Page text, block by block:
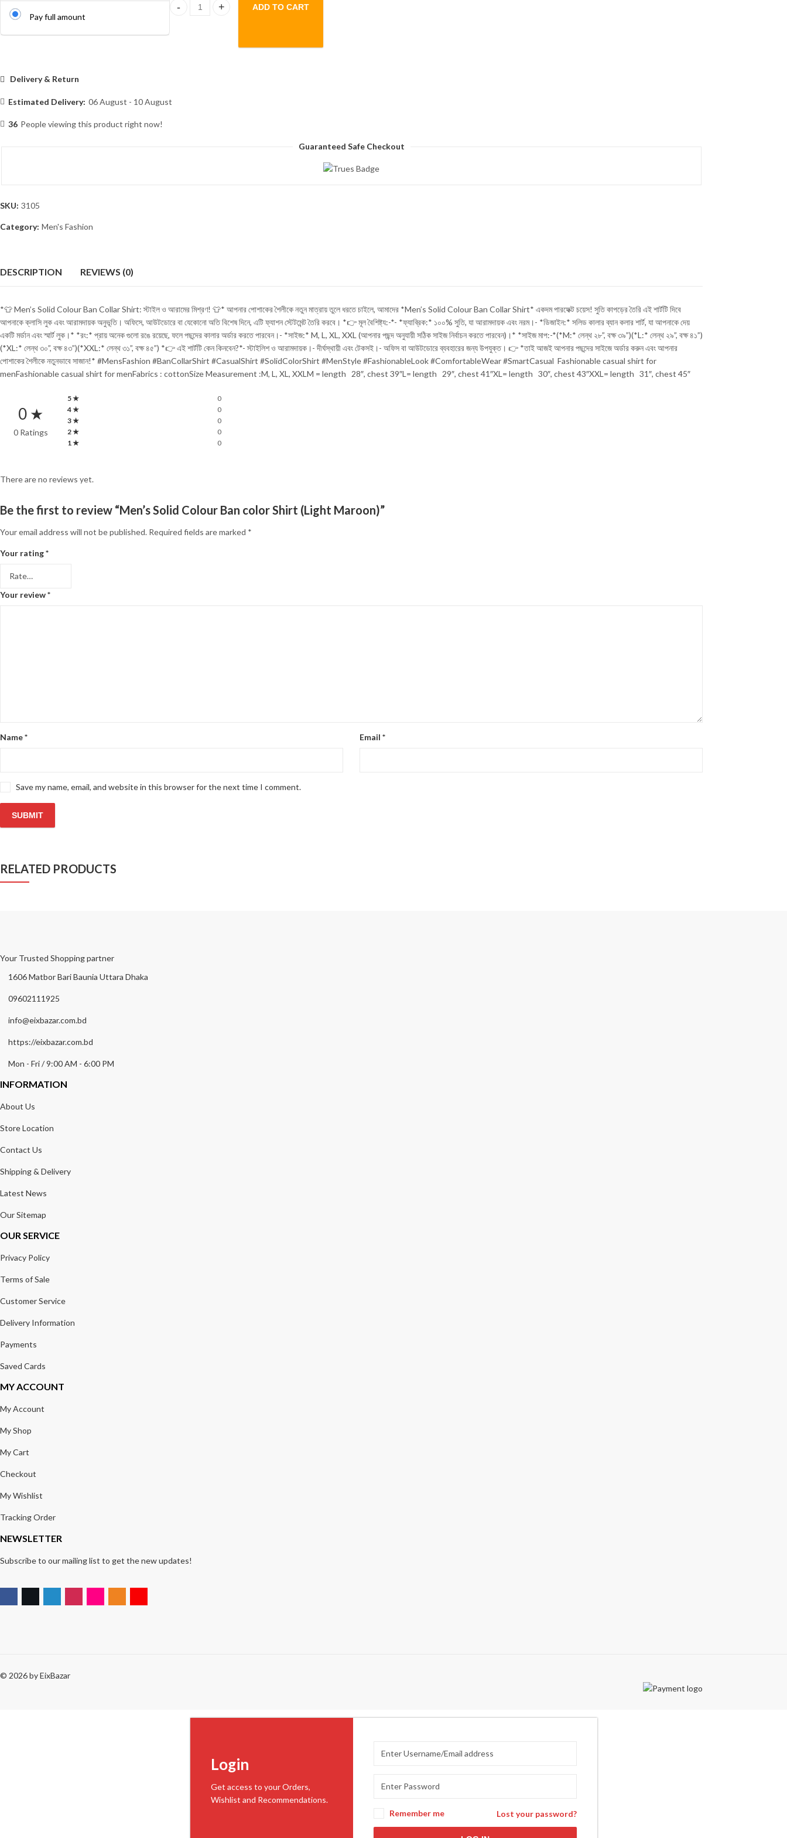
Pay full amount Men's Solid Colour Ban color Shirt (Light Maroon) quantity
ADD TO CART
Delivery & Return
Estimated Delivery: 06 August - 10 August
36 People viewing this product right now!
Guaranteed Safe Checkout
SKU: 3105
Category: Men's Fashion
DESCRIPTION REVIEWS (0)
*👕 Men’s Solid Colour Ban Collar Shirt: স্টাইল ও আরামের মিশ্রণ! 👕* আপনার পোশাকের শৈলীকে নতুন মাত্রায় তুলে ধরতে চাইলে, আমাদের *Men’s Solid Colour Ban Collar Shirt* একদম পারফেক্ট চয়েস! সুতি কাপড়ের তৈরি এই শার্টটি দিবে
আপনাকে ক্লাসি লুক এবং আরামদায়ক অনুভূতি। অফিসে, আউটডোরে বা যেকোনো অতি বিশেষ দিনে, এটি ফ্যাশন স্টেটমেন্ট তৈরি করবে। *👉 মূল বৈশিষ্ট্য:-*- *ফ্যাব্রিক:* ১০০% সুতি, যা আরামদায়ক এবং নরম।- *ডিজাইন:* সলিড কালার ব্যান কলার শার্ট, যা আপনাকে দেয়
একটি মর্ডান এবং স্মার্ট লুক।* *রং:* প্রায় অনেক গুলো রঙে রয়েছে, ফলে পছন্দের কালার অর্ডার করতে পারবেন।- *সাইজ:* M, L, XL, XXL (আপনার পছন্দ অনুযায়ী সঠিক সাইজ নির্বাচন করতে পারবেন)।* *সাইজ মাপ:-*(*M:* লেন্থ ২৮”, বক্ষ ৩৯”)(*L:* লেন্থ ২৯”, বক্ষ ৪১”)
(*XL:* লেন্থ ৩০”, বক্ষ ৪৩”)(*XXL:* লেন্থ ৩১”, বক্ষ ৪৫”) *👉 এই শার্টটি কেন কিনবেন?*- স্টাইলিশ ও আরামদায়ক।- দীর্ঘস্থায়ী এবং টেকসই।- অফিস বা আউটডোরে ব্যবহারের জন্য উপযুক্ত। 👉 *তাই আজই আপনার পছন্দের সাইজে অর্ডার করুন এবং আপনার
পোশাকের শৈলীকে নতুনভাবে সাজান!* #MensFashion #BanCollarShirt #CasualShirt #SolidColorShirt #MenStyle #FashionableLook #ComfortableWear #SmartCasual Fashionable casual shirt for
menFashionable casual shirt for menFabrics : cottonSize Measurement :M, L, XL, XXLM = length 28″, chest 39″L= length 29″, chest 41″XL= length 30″, chest 43″XXL= length 31″, chest 45″
0 ★
0 Ratings
5 ★
0
4 ★
0
3 ★
0
2 ★
0
1 ★
0
There are no reviews yet.
Be the first to review “Men’s Solid Colour Ban color Shirt (Light Maroon)”
Your email address will not be published. Required fields are marked *
Your rating*
Your review*
Name* Email *
Save my name, email, and website in this browser for the next time I comment.
RELATED PRODUCTS
Your Trusted Shopping partner
1606 Matbor Bari Baunia Uttara Dhaka
09602111925
info@eixbazar.com.bd
https://eixbazar.com.bd
Mon - Fri / 9:00 AM - 6:00 PM
INFORMATION
About Us
Store Location
Contact Us
Shipping & Delivery
Latest News
Our Sitemap
OUR SERVICE
Privacy Policy
Terms of Sale
Customer Service
Delivery Information
Payments
Saved Cards
MY ACCOUNT
My Account
My Shop
My Cart
Checkout
My Wishlist
Tracking Order
NEWSLETTER
Subscribe to our mailing list to get the new updates!
© 2026 byEixBazar
Login
Get access to your Orders,
Wishlist and Recommendations.
Remember me
Lost your password?